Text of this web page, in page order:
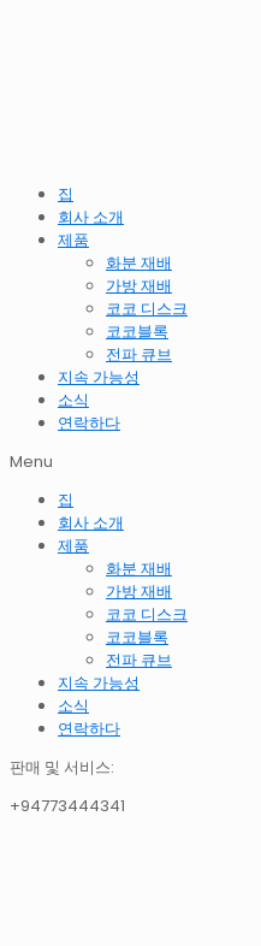
집
회사 소개
제품
화분 재배
가방 재배
코코 디스크
코코블록
전파 큐브
지속 가능성
소식
연락하다
Menu
집
회사 소개
제품
화분 재배
가방 재배
코코 디스크
코코블록
전파 큐브
지속 가능성
소식
연락하다
판매 및 서비스:
+94773444341